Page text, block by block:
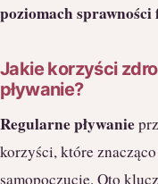
poziomach sprawności
Jakie korzyści
pływanie?
Regularne pływanie
korzyści, które
samopoczucie. Oto